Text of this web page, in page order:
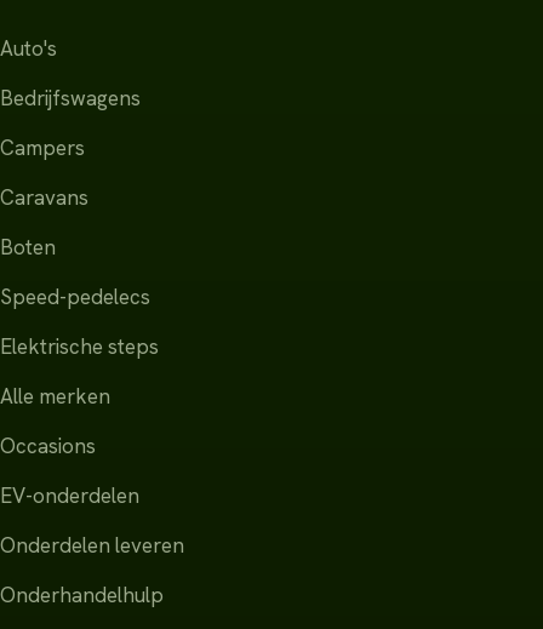
Auto's
Bedrijfswagens
Campers
Caravans
Boten
Speed-pedelecs
Elektrische steps
Alle merken
Occasions
EV-onderdelen
Onderdelen leveren
Onderhandelhulp